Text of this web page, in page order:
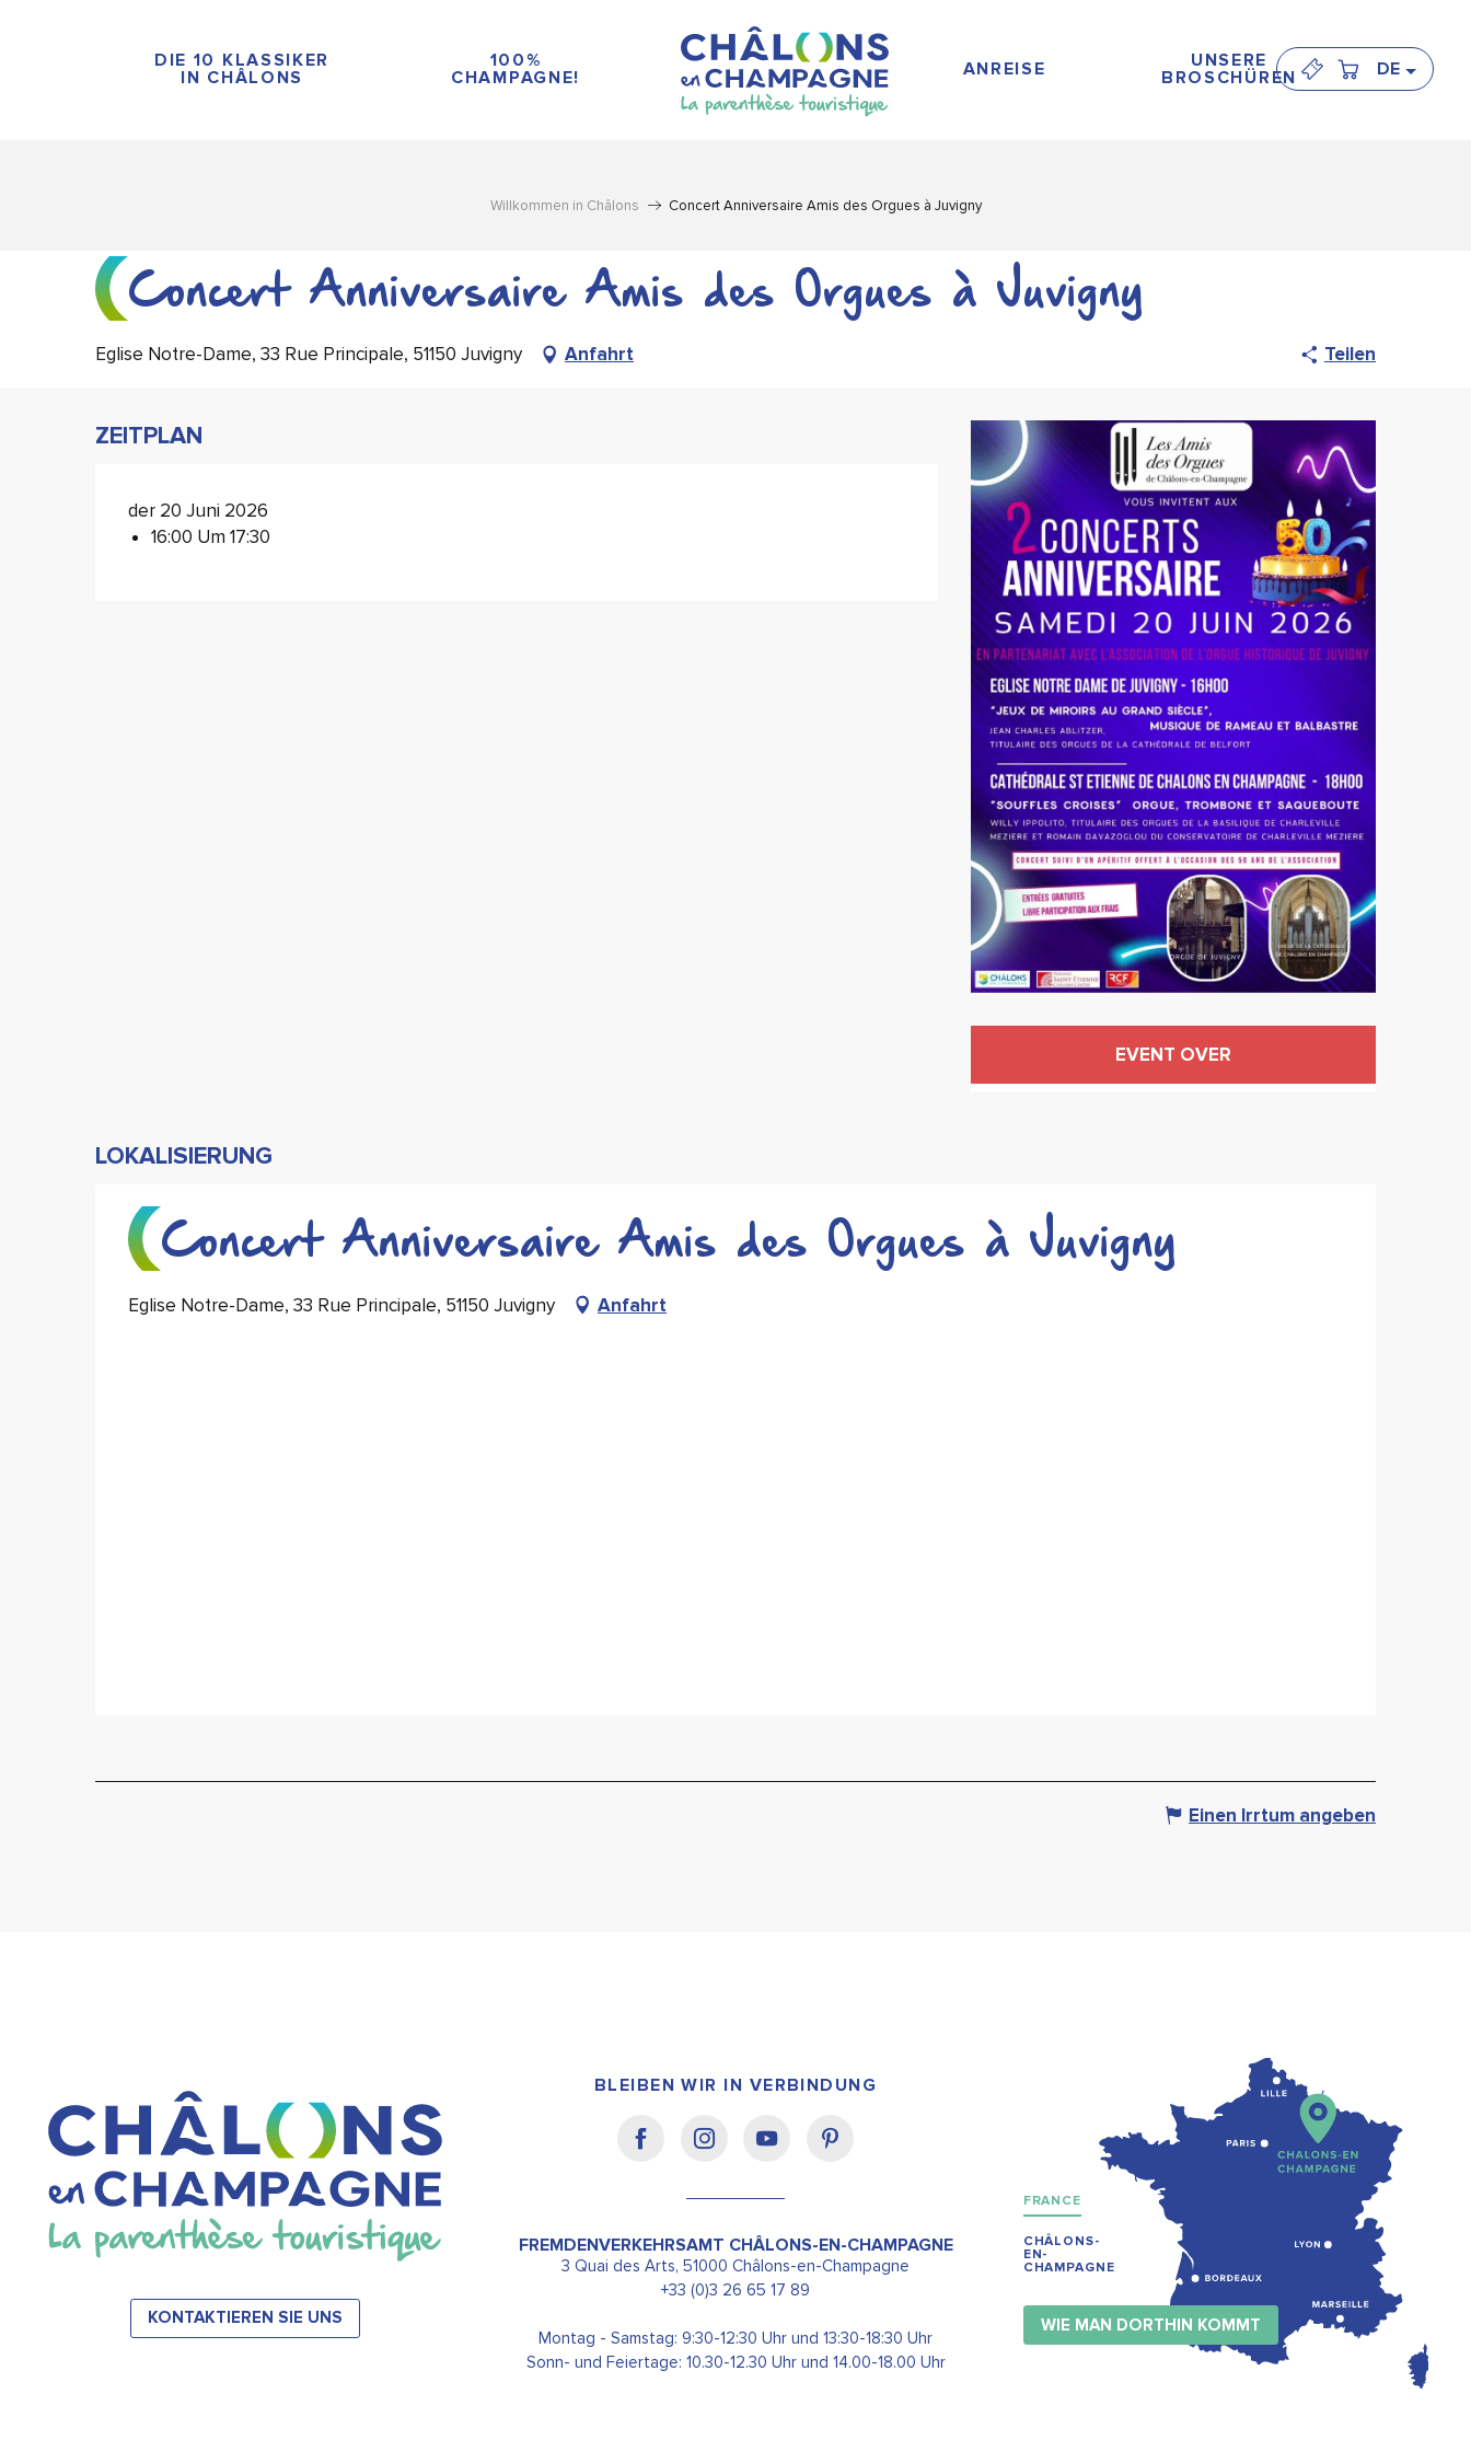
DIE 10 KLASSIKER
IN CHÂLONS
100%
CHAMPAGNE!
ANREISE
UNSERE
BROSCHÜREN
DE
Willkommen in Châlons Concert Anniversaire Amis des Orgues à Juvigny
Concert Anniversaire Amis des Orgues à Juvigny
Eglise Notre-Dame, 33 Rue Principale, 51150 Juvigny Anfahrt Teilen
Öffnungszeiten &
EVENT OVER
ZEITPLAN
der 20 Juni 2026
16:00 Um 17:30
LOKALISIERUNG
Concert Anniversaire Amis des Orgues à Juvigny
Eglise Notre-Dame, 33 Rue Principale, 51150 Juvigny Anfahrt
Einen Irrtum angeben
KONTAKTIEREN SIE UNS
BLEIBEN WIR IN VERBINDUNG
FREMDENVERKEHRSAMT CHÂLONS-EN-CHAMPAGNE
3 Quai des Arts, 51000 Châlons-en-Champagne
+33 (0)3 26 65 17 89
Montag - Samstag: 9:30-12:30 Uhr und 13:30-18:30 Uhr
Sonn- und Feiertage: 10.30-12.30 Uhr und 14.00-18.00 Uhr
FRANCE
CHÂLONS-
EN-
CHAMPAGNE
WIE MAN DORTHIN KOMMT